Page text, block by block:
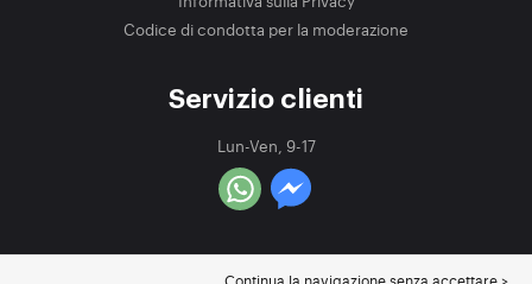
Codice di condotta per la moderazione
Servizio clienti
Lun-Ven, 9-17